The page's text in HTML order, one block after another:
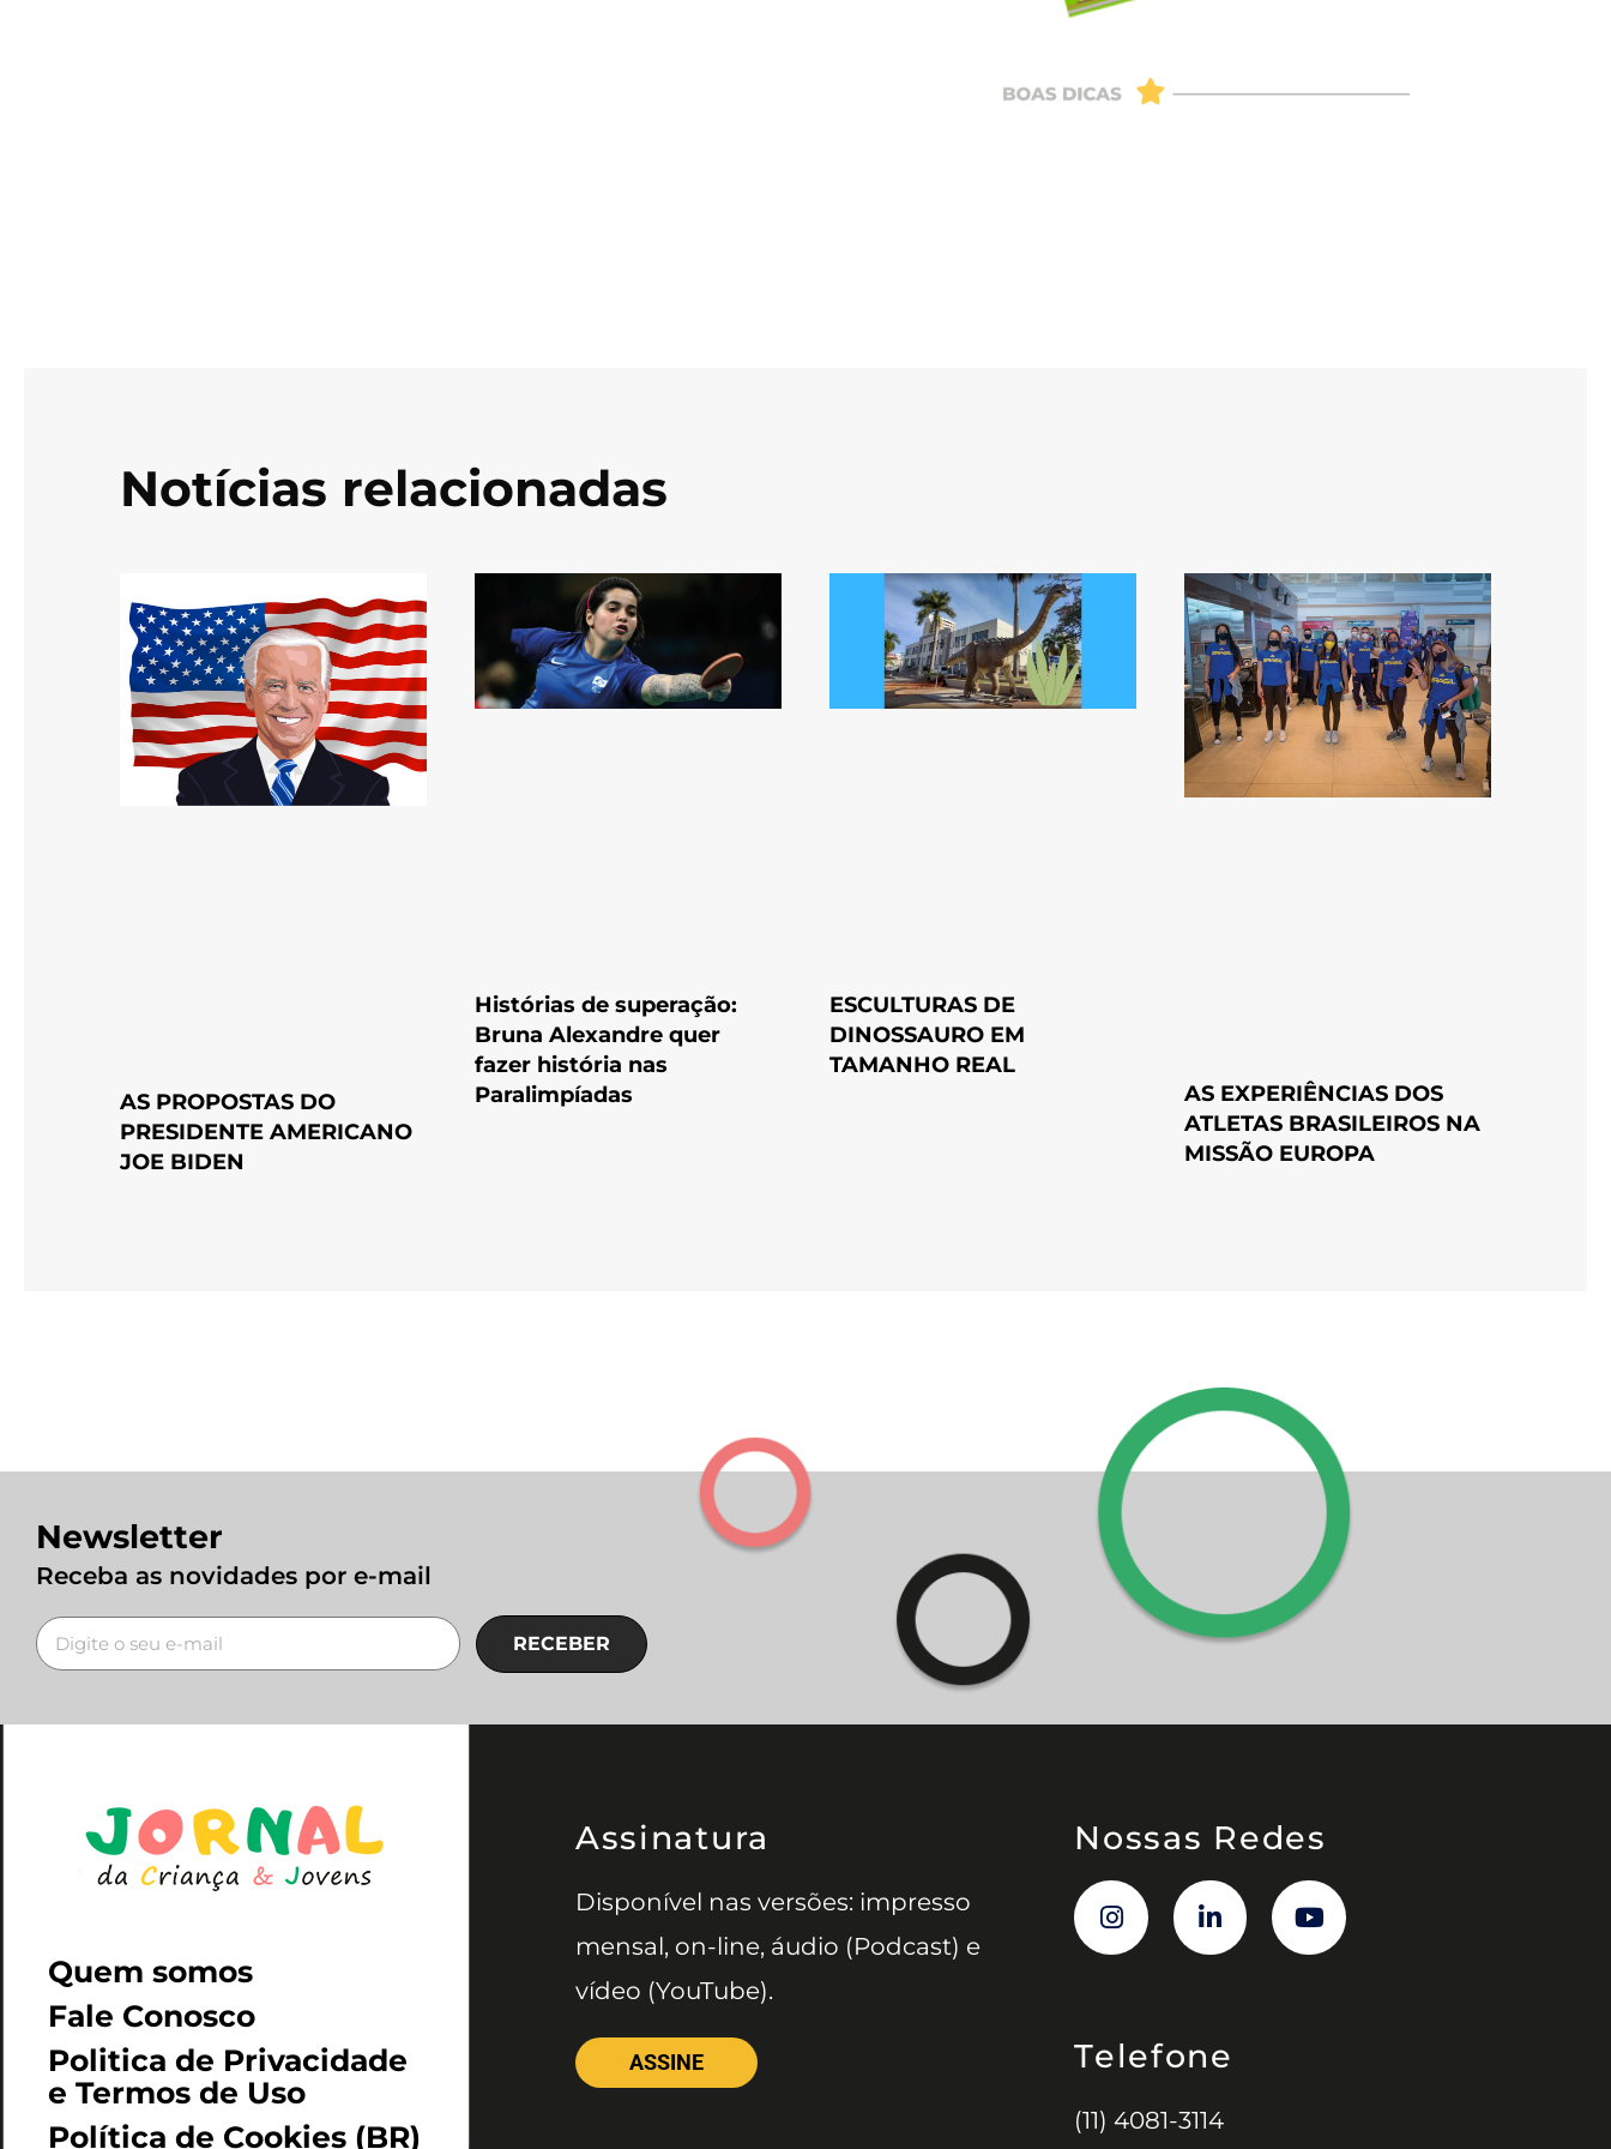
Notícias relacionadas
AS PROPOSTAS DO
PRESIDENTE AMERICANO
JOE BIDEN
Histórias de superação:
Bruna Alexandre quer
fazer história nas
Paralimpíadas
ESCULTURAS DE
DINOSSAURO EM
TAMANHO REAL
AS EXPERIÊNCIAS DOS
ATLETAS BRASILEIROS NA
MISSÃO EUROPA
Newsletter
Receba as novidades por e-mail
RECEBER
Quem somos
Fale Conosco
Politica de Privacidade
e Termos de Uso
Política de Cookies (BR)
Assinatura
Disponível nas versões: impresso
mensal, on-line, áudio (Podcast) e
vídeo (YouTube).
ASSINE
Nossas Redes
Telefone
(11) 4081-3114